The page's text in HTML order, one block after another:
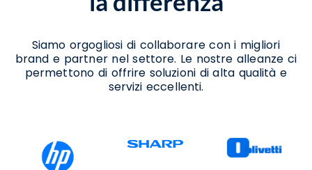
Vendita Stampanti Termiche Castello Di
Siamo orgogliosi di collaborare con i migliori
brand e partner nel settore. Le nostre alleanze ci
permettono di offrire soluzioni di alta qualità e
servizi eccellenti.